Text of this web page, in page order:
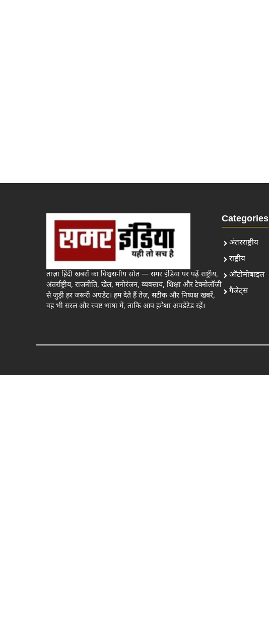
ताज़ा हिंदी खबरों का विश्वसनीय स्रोत — समर इंडिया पर पढ़ें राष्ट्रीय,
अंतर्राष्ट्रीय, राजनीति, खेल, मनोरंजन, व्यवसाय, शिक्षा और टेक्नोलॉजी
से जुड़ी हर जरूरी अपडेट। हम देते हैं तेज़, सटीक और निष्पक्ष खबरें,
वह भी सरल और स्पष्ट भाषा में, ताकि आप हमेशा अपडेटेड रहें।
Categories
अंतरराष्ट्रीय
राष्ट्रीय
ऑटोमोबाइल
गैजेट्स